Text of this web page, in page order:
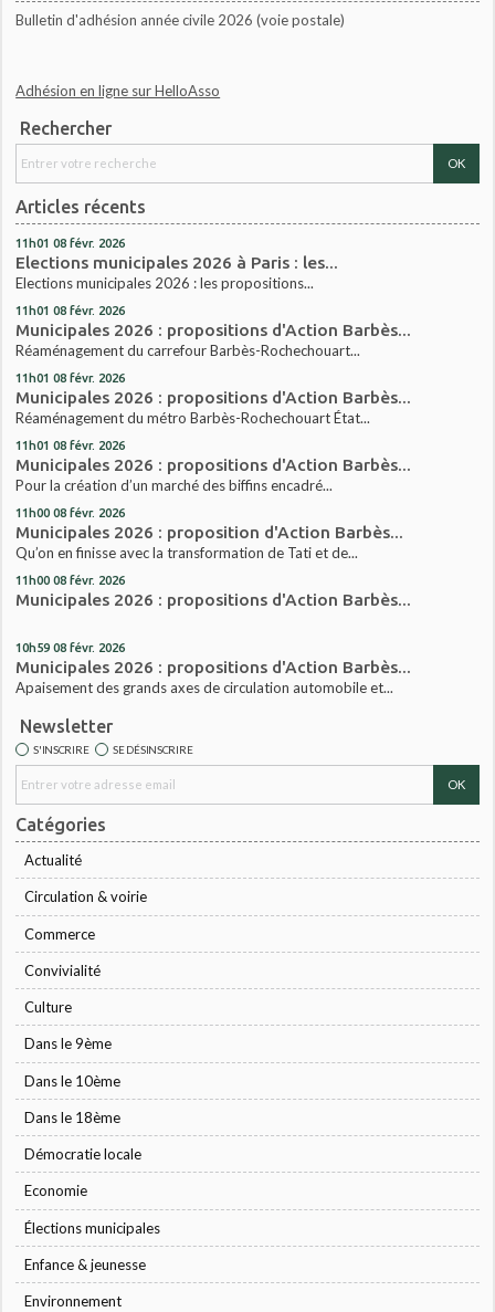
Bulletin d'adhésion année civile 2026 (voie postale)
Adhésion en ligne sur HelloAsso
Rechercher
Articles récents
11h01 08 févr. 2026
Elections municipales 2026 à Paris : les...
Elections municipales 2026 : les propositions...
11h01 08 févr. 2026
Municipales 2026 : propositions d'Action Barbès...
Réaménagement du carrefour Barbès-Rochechouart...
11h01 08 févr. 2026
Municipales 2026 : propositions d'Action Barbès...
Réaménagement du métro Barbès-Rochechouart État...
11h01 08 févr. 2026
Municipales 2026 : propositions d'Action Barbès...
Pour la création d’un marché des biffins encadré...
11h00 08 févr. 2026
Municipales 2026 : proposition d'Action Barbès...
Qu’on en finisse avec la transformation de Tati et de...
11h00 08 févr. 2026
Municipales 2026 : propositions d'Action Barbès...
10h59 08 févr. 2026
Municipales 2026 : propositions d'Action Barbès...
Apaisement des grands axes de circulation automobile et...
Newsletter
S'INSCRIRE SE DÉSINSCRIRE
Catégories
Actualité
Circulation & voirie
Commerce
Convivialité
Culture
Dans le 9ème
Dans le 10ème
Dans le 18ème
Démocratie locale
Economie
Élections municipales
Enfance & jeunesse
Environnement